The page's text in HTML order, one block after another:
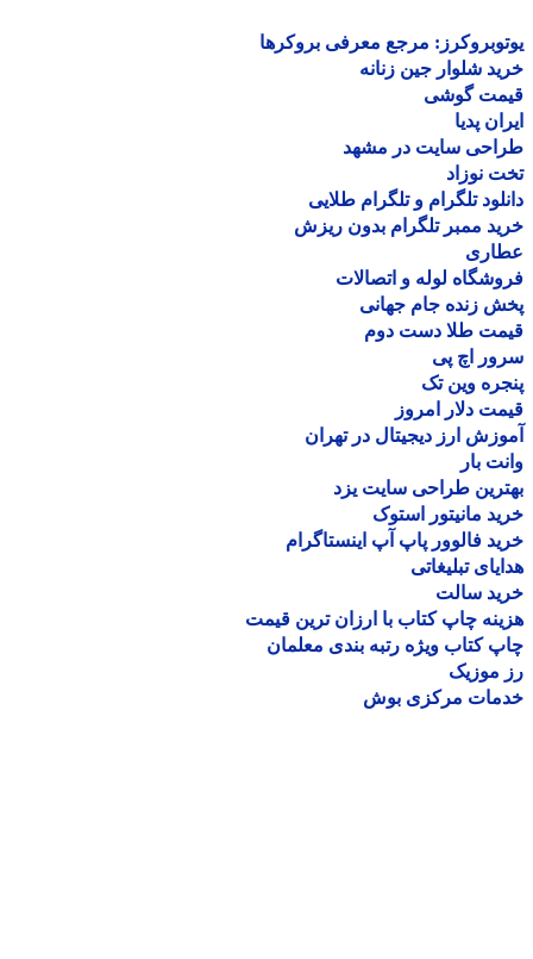
مرجع معرفی بروکرها
شلوار جین زنانه
گوشی
پدیا
سایت در مشهد
نوزاد
تلگرام و تلگرام طلایی
ممبر تلگرام بدون ریزش
لوله و اتصالات
زنده جام جهانی
طلا دست دوم
اچ پی
وین تک
دلار امروز
ارز دیجیتال در تهران
بار
طراحی سایت یزد
مانیتور استوک
فالوور پاپ آپ اینستاگرام
تبلیغاتی
سالت
چاپ کتاب با ارزان ترین قیمت
کتاب ویژه رتبه بندی معلمان
موزیک
مرکزی بوش